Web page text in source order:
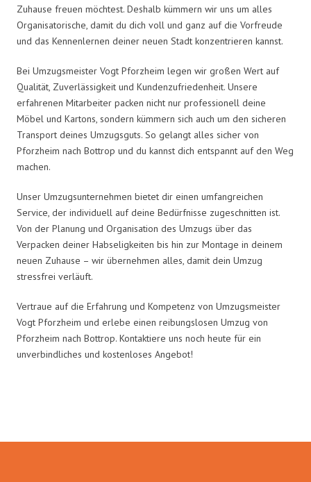
Zuhause freuen möchtest. Deshalb kümmern wir uns um alles
Organisatorische, damit du dich voll und ganz auf die Vorfreude
und das Kennenlernen deiner neuen Stadt konzentrieren kannst.
Bei Umzugsmeister Vogt Pforzheim legen wir großen Wert auf
Qualität, Zuverlässigkeit und Kundenzufriedenheit. Unsere
erfahrenen Mitarbeiter packen nicht nur professionell deine
Möbel und Kartons, sondern kümmern sich auch um den sicheren
Transport deines Umzugsguts. So gelangt alles sicher von
Pforzheim nach Bottrop und du kannst dich entspannt auf den Weg
machen.
Unser Umzugsunternehmen bietet dir einen umfangreichen
Service, der individuell auf deine Bedürfnisse zugeschnitten ist.
Von der Planung und Organisation des Umzugs über das
Verpacken deiner Habseligkeiten bis hin zur Montage in deinem
neuen Zuhause – wir übernehmen alles, damit dein Umzug
stressfrei verläuft.
Vertraue auf die Erfahrung und Kompetenz von Umzugsmeister
Vogt Pforzheim und erlebe einen reibungslosen Umzug von
Pforzheim nach Bottrop. Kontaktiere uns noch heute für ein
unverbindliches und kostenloses Angebot!